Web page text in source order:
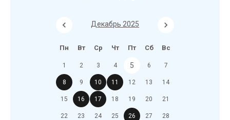
Декабрь 2025
Пн Вт Ср Чт Пт Сб Вс
1 2 3 4 5 6 7
8 9 10 11 12 13 14
15 16 17 18 19 20 21
22 23 24 25 26 27 28